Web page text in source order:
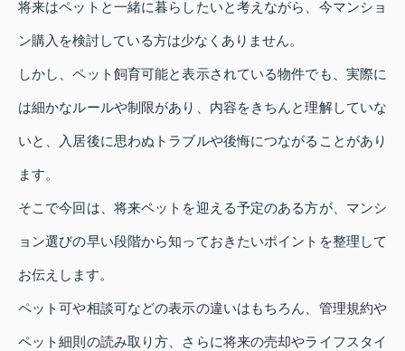
将来はペットと一緒に暮らしたいと考えながら、今マンショ
ン購入を検討している方は少なくありません。
しかし、ペット飼育可能と表示されている物件でも、実際に
は細かなルールや制限があり、内容をきちんと理解していな
いと、入居後に思わぬトラブルや後悔につながることがあり
ます。
そこで今回は、将来ペットを迎える予定のある方が、マンシ
ョン選びの早い段階から知っておきたいポイントを整理して
お伝えします。
ペット可や相談可などの表示の違いはもちろん、管理規約や
ペット細則の読み取り方、さらに将来の売却やライフスタイ